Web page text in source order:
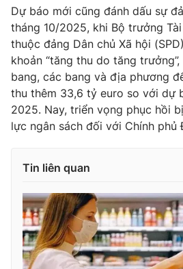
THỜI BÁO VTV
Theo dõi báo trên
Cơ quan chủ quản:Đài Truyền hình
Giấy phép hoạt động báo in và báo
Tổng Biên tập:Vũ Thanh Thủy
Phó Tổng Biên tập:Nguyễn Thị Mỹ
Nguyễn Trọng Ninh
Tổng đài VTV:024.38 355 931 -
Dự báo mới cũng đánh dấu sự
tháng 10/2025, khi Bộ trưởng
thuộc đảng Dân chủ Xã hội
khoản “tăng thu do tăng
bang, các bang và địa phương
thu thêm 33,6 tỷ euro so với dự
2025. Nay, triển vọng phục hồi
lực ngân sách đối với Chính phủ
Tin liên quan